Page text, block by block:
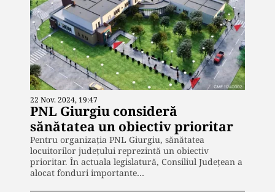
22 Nov. 2024, 19:47
PNL Giurgiu consideră
sănătatea un obiectiv prioritar
Pentru organizația PNL Giurgiu, sănătatea
locuitorilor județului reprezintă un obiectiv
prioritar. În actuala legislatură, Consiliul Județean a
alocat fonduri importante…